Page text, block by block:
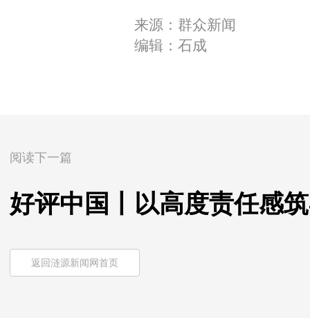
来源：群众新闻
编辑：石成
阅读下一篇
好评中国丨以高度责任感
返回涟源新闻网首页